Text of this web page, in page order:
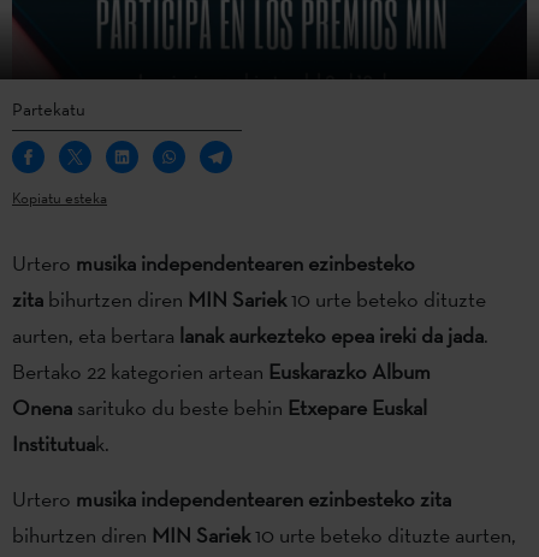
Partekatu
Kopiatu esteka
Urtero musika independentearen ezinbesteko
zita bihurtzen diren MIN Sariek10 urte beteko dituzte
aurten, eta bertara lanak aurkezteko epea ireki da jada.
Bertako 22 kategorien artean Euskarazko Album
Onena sarituko du beste behin Etxepare Euskal
Institutuak.
Urtero musika independentearen ezinbesteko zita
bihurtzen diren MIN Sariek10 urte beteko dituzte aurten,